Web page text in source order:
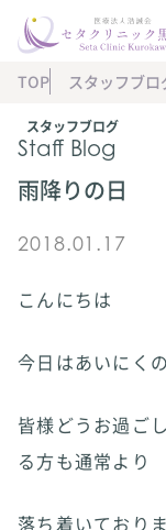
スタッフブログ
Staff Blog
TOP スタッフブロ
雨降りの日
2018.01.17
こんにちは
今日はあいに
皆様どうお過ご
る方も通常より
落ち着いておりま